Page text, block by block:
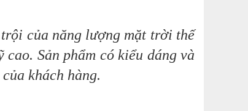
của năng lượng mặt trời thế
Sản phẩm có kiểu dáng và
khách hàng.